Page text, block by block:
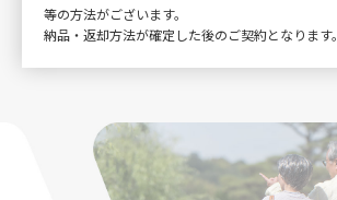
等の方法がございます。
納品・返却方法が確定した後のご契約となります。